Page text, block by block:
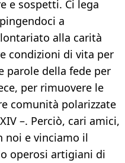
e sospetti. Ci lega
a
alla carità
condizioni di vita per
parole della fede per
per rimuovere le
comunità polarizzate
–. Perciò, cari amici,
noi e vinciamo il
operosi artigiani di